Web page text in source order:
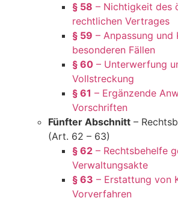
§ 58 – Nichtigkeit des
rechtlichen Vertrages
§ 59 – Anpassung und
besonderen Fällen
§ 60 – Unterwerfung
Vollstreckung
§ 61 – Ergänzende
Vorschriften
Fünfter Abschnitt –
(Art. 62 – 63)
§ 62 – Rechtsbehelfe
Verwaltungsakte
§ 63 – Erstattung von
Vorverfahren